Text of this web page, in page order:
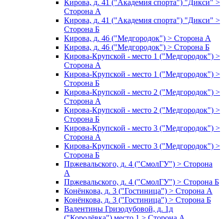
Кирова, д. 41 ("Академия спорта") "Дикси" >
Сторона А
Кирова, д. 41 ("Академия спорта") "Дикси" >
Сторона Б
Кирова, д. 46 ("Медгородок") > Сторона А
Кирова, д. 46 ("Медгородок") > Сторона Б
Кирова-Крупской - место 1 ("Медгородок") >
Сторона А
Кирова-Крупской - место 1 ("Медгородок") >
Сторона Б
Кирова-Крупской - место 2 ("Медгородок") >
Сторона А
Кирова-Крупской - место 2 ("Медгородок") >
Сторона Б
Кирова-Крупской - место 3 ("Медгородок") >
Сторона А
Кирова-Крупской - место 3 ("Медгородок") >
Сторона Б
Пржевальского, д. 4 ("СмолГУ") > Сторона
А
Пржевальского, д. 4 ("СмолГУ") > Сторона Б
Конёнкова, д. 3 ("Гостиница") > Сторона А
Конёнкова, д. 3 ("Гостиница") > Сторона Б
Валентины Гризодубовой, д. 1д